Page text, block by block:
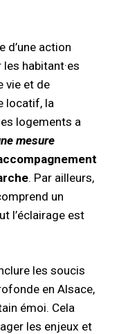
d’une action
habitant·es
vie et de
locatif, la
logements a
mesure
. Par ailleurs,
un
l’éclairage est
les soucis
en Alsace,
émoi. Cela
les enjeux et